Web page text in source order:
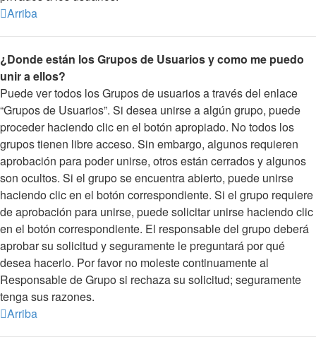
Arriba
¿Donde están los Grupos de Usuarios y como me puedo
unir a ellos?
Puede ver todos los Grupos de usuarios a través del enlace
“Grupos de Usuarios”. Si desea unirse a algún grupo, puede
proceder haciendo clic en el botón apropiado. No todos los
grupos tienen libre acceso. Sin embargo, algunos requieren
aprobación para poder unirse, otros están cerrados y algunos
son ocultos. Si el grupo se encuentra abierto, puede unirse
haciendo clic en el botón correspondiente. Si el grupo requiere
de aprobación para unirse, puede solicitar unirse haciendo clic
en el botón correspondiente. El responsable del grupo deberá
aprobar su solicitud y seguramente le preguntará por qué
desea hacerlo. Por favor no moleste continuamente al
Responsable de Grupo si rechaza su solicitud; seguramente
tenga sus razones.
Arriba